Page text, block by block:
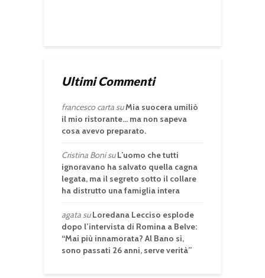
Ultimi Commenti
francesco cartasuMia suocera umiliò
il mio ristorante… ma non sapeva
cosa avevo preparato.
Cristina BonisuL’uomo che tutti
ignoravano ha salvato quella cagna
legata, ma il segreto sotto il collare
ha distrutto una famiglia intera
agatasuLoredana Lecciso esplode
dopo l’intervista di Romina a Belve:
“Mai più innamorata? Al Bano sì,
sono passati 26 anni, serve verità”